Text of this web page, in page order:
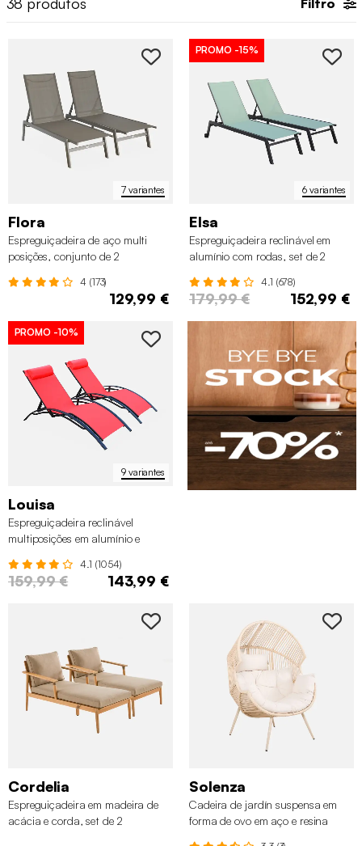
seu ambiente exterior e desfrutar com a família e amigos, veja
ambiente único e moderno
no seu terraço, enquanto cria
memórias inesquecíveis.
Filtro
7 variantes
Flora
Espreguiçadeira de aço multi
posições, conjunto de 2
4 (173)
129,99 €
6 variantes
PROMO -15%
Elsa
Espreguiçadeira reclinável em
alumínio com rodas, set de 2
4.1 (678)
179,99 € 152,99 €
9 variantes
PROMO -10%
Louisa
Espreguiçadeira reclinável
multiposições em alumínio e
4.1 (1054)
159,99 € 143,99 €
Cordelia
Espreguiçadeira em madeira de
acácia e corda, set de 2
Solenza
Cadeira de jardín suspensa em
forma de ovo em aço e resina